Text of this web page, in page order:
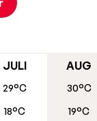
samt en god
exempel ett bra
och lokala
JULI
29°C
18°C
AUG
30°C
19°C